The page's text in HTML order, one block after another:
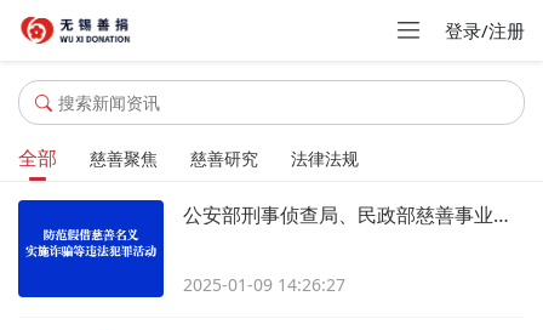
登录/注册
全部 慈善聚焦 慈善研究 法律法规
公安部刑事侦查局、民政部慈善事业促进司联合发布风险提示
2025-01-09 14:26:27